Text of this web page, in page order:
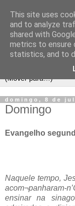
domingo, 8 de
Domingo
Evangelho
Naquele tempo,
acom¬panharam-
ensinar na
This site uses
and to analyze
shared with
metrics to ensure
statistics, and to